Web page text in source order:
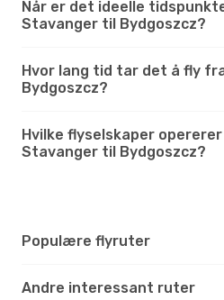
Når er det ideelle
Stavanger til Bydgoszcz?
Hvor lang tid tar det å fly
Bydgoszcz?
Hvilke flyselskaper
Stavanger til Bydgoszcz?
Populære flyruter
Andre interessant ruter